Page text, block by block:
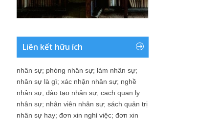
Liên kết hữu ích
nhân sự; phòng nhân sự; làm nhân sự;
nhân sự là gì; xác nhận nhân sự; nghề
nhân sự; đào tạo nhân sự; cach quan ly
nhân sự; nhân viên nhân sự; sách quản trị
nhân sự hay; đơn xin nghỉ việc; đơn xin